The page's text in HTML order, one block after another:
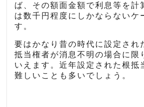
ば、その額面金額で利息等を計
は数千円程度にしかならないケ
す。
要はかなり昔の時代に設定され
抵当権者が消息不明の場合に限
いえます。近年設定された根抵
難しいことも多いでしょう。